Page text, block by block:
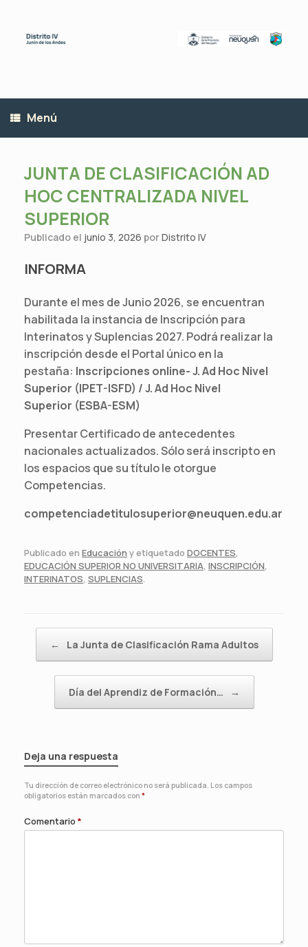
contenido
Menú
JUNTA DE CLASIFICACIÓN AD
HOC CENTRALIZADA NIVEL
SUPERIOR
Publicado el junio 3, 2026 porDistrito IV
INFORMA
Durante el mes de Junio 2026, se encuentran
habilitada la instancia de Inscripción para
Interinatos y Suplencias 2027. Podrá realizar la
inscripción desde el Portal único en la
pestaña: Inscripciones online- J. Ad Hoc Nivel
Superior (IPET-ISFD) / J. Ad Hoc Nivel
Superior (ESBA-ESM)
Presentar Certificado de antecedentes
nacionales actualizados. Sólo será inscripto en
los espacios que su título le otorgue
Competencias.
competenciadetitulosuperior@neuquen.edu.ar
Publicado en Educación y etiquetado DOCENTES,
EDUCACIÓN SUPERIOR NO UNIVERSITARIA, INSCRIPCIÓN,
INTERINATOS, SUPLENCIAS.
← La Junta de Clasificación Rama Adultos
Día del Aprendiz de Formación… →
Deja una respuesta
Tu dirección de correo electrónico no será publicada. Los campos
obligatorios están marcados con *
Comentario *